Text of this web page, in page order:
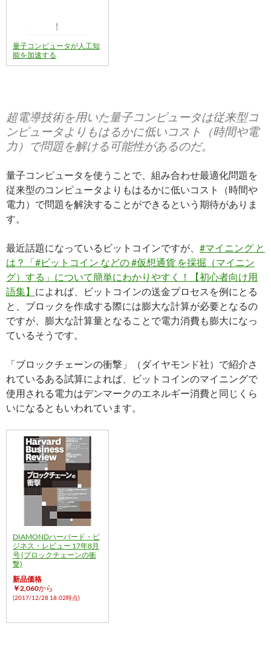
量子コンピュータが人工知
能を加速する
超電導技術を用いた量子コンピュータは従来型コ
ンピュータよりもはるかに低いコスト（時間や電
力）で問題を解ける可能性があるのだ。
量子コンピュータを使うことで、組み合わせ最適化問題を
従来型のコンピュータよりもはるかに低いコスト（時間や
電力）で問題を解決することができるという期待がありま
す。
最近話題になっているビットコインですが、 #マイニング と
は？「#ビットコイン などの #仮想通貨 を採掘（マイニン
グ）する」について簡単にわかりやすく！【初心者向け用
語集】 によれば、ビットコインの送金プロセスを例にとる
と、ブロックを作成する際には膨大な計算が必要となるの
ですが、膨大な計算量となることで電力消費も膨大になっ
ているそうです。
「ブロックチェーンの衝撃」（ダイヤモンド社）で紹介さ
れているある試算によれば、ビットコインのマイニングで
使用される電力はデンマークのエネルギー消費と同じくら
いになるともいわれています。
DIAMONDハーバード・ビ
ジネス・レビュー 17年8月
号 (ブロックチェーンの衝
撃)
新品価格
￥2,060から
(2017/12/28 18:02時点)